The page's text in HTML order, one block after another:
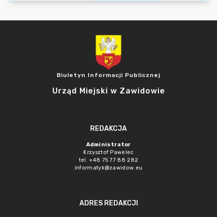
Biuletyn Informacji Publicznej
Urząd Miejski w Zawidowie
REDAKCJA
Administrator
Krzysztof Pawelec
tel. +48 75 77 88 282
informatyk@zawidow.eu
ADRES REDAKCJI